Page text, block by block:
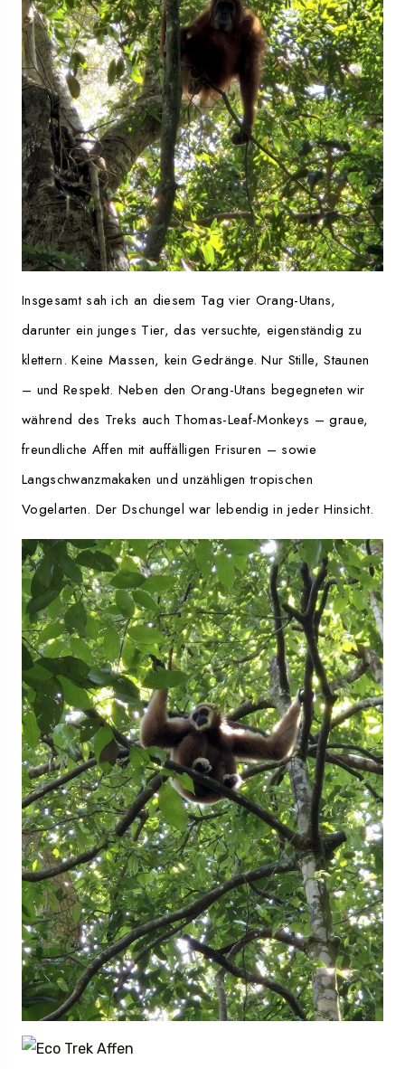
Insgesamt sah ich an diesem Tag vier Orang-Utans,
darunter ein junges Tier, das versuchte, eigenständig zu
klettern. Keine Massen, kein Gedränge. Nur Stille, Staunen
– und Respekt. Neben den Orang-Utans begegneten wir
während des Treks auch Thomas-Leaf-Monkeys – graue,
freundliche Affen mit auffälligen Frisuren – sowie
Langschwanzmakaken und unzähligen tropischen
Vogelarten. Der Dschungel war lebendig in jeder Hinsicht.